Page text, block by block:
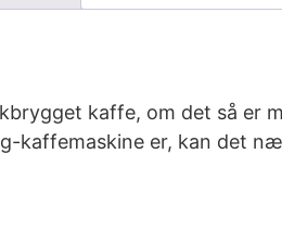
kaffe, om det så er
kaffemaskine er, kan det